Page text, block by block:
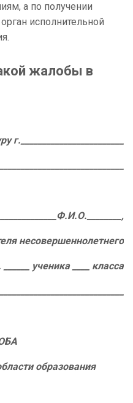
а по получении
исполнительной
жалобы в
несовершеннолетнего
______ ученика ____ класса
образования